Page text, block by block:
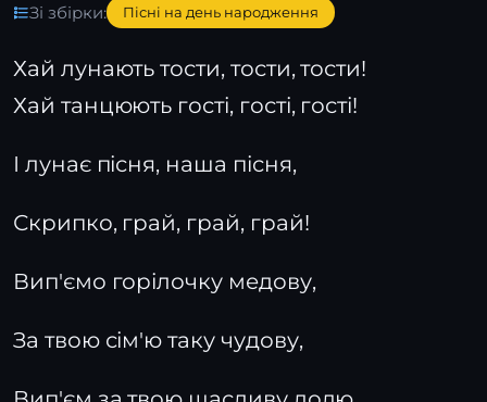
Зі збірки: Пісні на день народження
Хай лунають тости, тости, тости!
Хай танцюють гості, гості, гості!
І лунає пісня, наша пісня,
Скрипко, грай, грай, грай!
Вип'ємо горілочку медову,
За твою сім'ю таку чудову,